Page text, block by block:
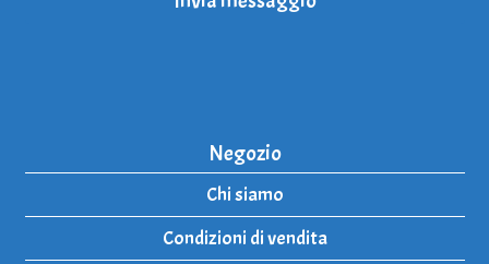
Negozio
Chi siamo
Condizioni di vendita